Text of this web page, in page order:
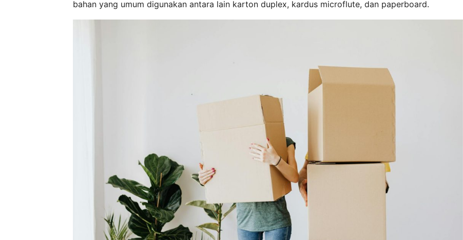
bahan yang umum digunakan antara lain karton duplex, kardus microflute, dan paperboard.